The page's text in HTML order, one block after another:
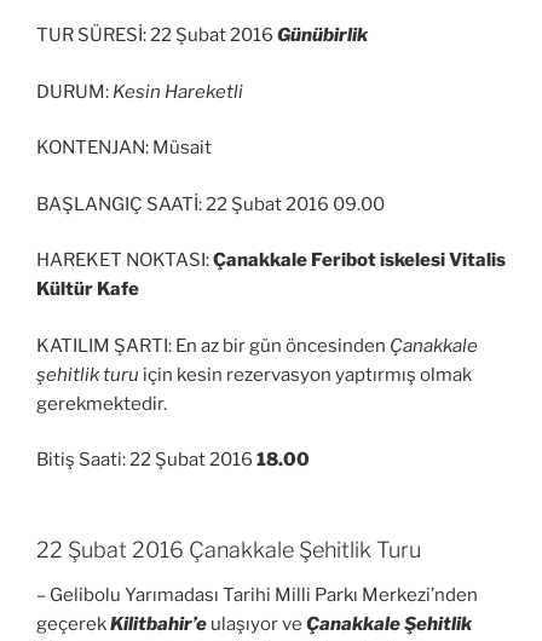
TUR SÜRESİ: 22 Şubat 2016 Günübirlik
DURUM: Kesin Hareketli
KONTENJAN: Müsait
BAŞLANGIÇ SAATİ: 22 Şubat 2016 09.00
HAREKET NOKTASI:Çanakkale Feribot iskelesi Vitalis
Kültür Kafe
KATILIM ŞARTI: En az bir gün öncesinden Çanakkale
şehitlik turu için kesin rezervasyon yaptırmış olmak
gerekmektedir.
Bitiş Saati: 22 Şubat 2016 18.00
22 Şubat 2016 Çanakkale Şehitlik Turu
– Gelibolu Yarımadası Tarihi Milli Parkı Merkezi’nden
geçerekKilitbahir’e ulaşıyor ve Çanakkale Şehitlik